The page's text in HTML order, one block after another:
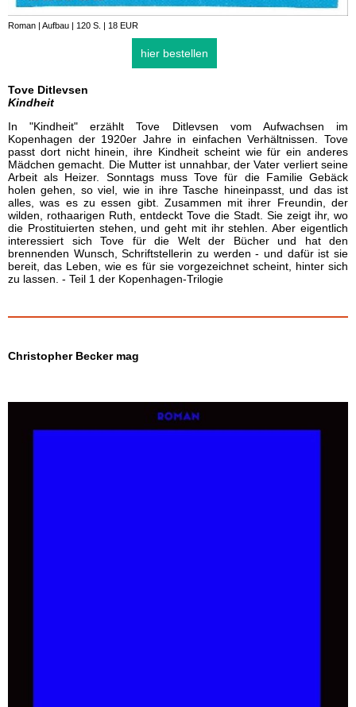
Roman | Aufbau | 120 S. | 18 EUR
hier bestellen
Tove Ditlevsen
Kindheit
In "Kindheit" erzählt Tove Ditlevsen vom Aufwachsen im
Kopenhagen der 1920er Jahre in einfachen Verhältnissen. Tove
passt dort nicht hinein, ihre Kindheit scheint wie für ein anderes
Mädchen gemacht. Die Mutter ist unnahbar, der Vater verliert seine
Arbeit als Heizer. Sonntags muss Tove für die Familie Gebäck
holen gehen, so viel, wie in ihre Tasche hineinpasst, und das ist
alles, was es zu essen gibt. Zusammen mit ihrer Freundin, der
wilden, rothaarigen Ruth, entdeckt Tove die Stadt. Sie zeigt ihr, wo
die Prostituierten stehen, und geht mit ihr stehlen. Aber eigentlich
interessiert sich Tove für die Welt der Bücher und hat den
brennenden Wunsch, Schriftstellerin zu werden - und dafür ist sie
bereit, das Leben, wie es für sie vorgezeichnet scheint, hinter sich
zu lassen. - Teil 1 der Kopenhagen-Trilogie
Christopher Becker mag